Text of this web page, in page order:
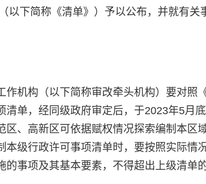
以下简称《清单》）予以公布，并就有关
机构（以下简称审改牵头机构）要对照
单，经同级政府审定后，于2023年5月
、高新区可依据赋权情况探索编制本区
级行政许可事项清单时，要按照实际情
事项及其基本要素，不得超出上级清单